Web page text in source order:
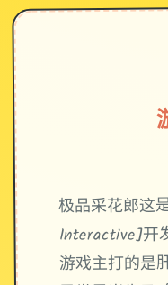
极品采花郎这
Interactive]开
游戏主打的是